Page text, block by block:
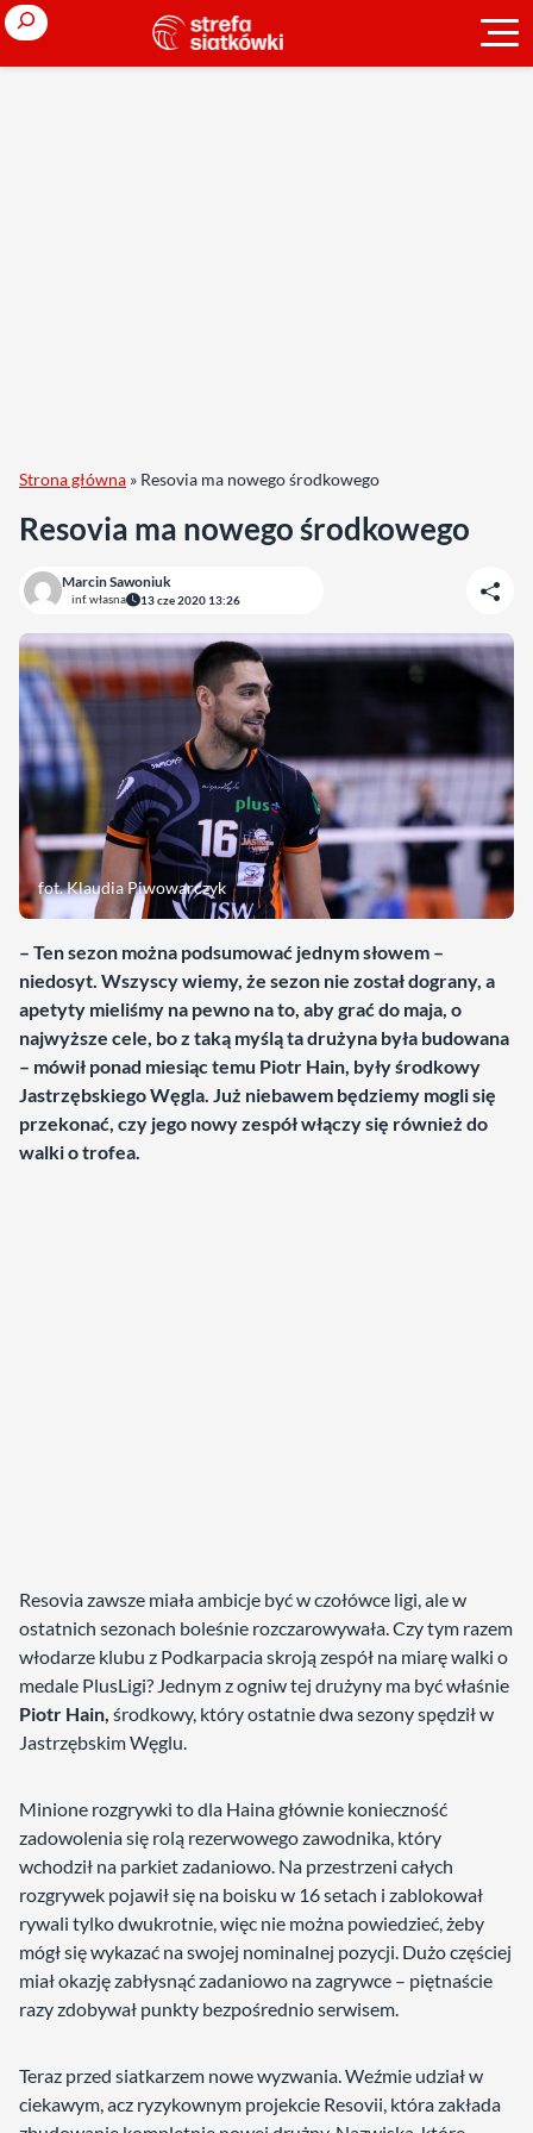
Search
Strona główna » Resovia ma nowego środkowego
Resovia ma nowego środkowego
Marcin Sawoniuk
inf. własna 13 cze 2020 13:26
fot. Klaudia Piwowarczyk
– Ten sezon można podsumować jednym słowem –
niedosyt. Wszyscy wiemy, że sezon nie został dograny, a
apetyty mieliśmy na pewno na to, aby grać do maja, o
najwyższe cele, bo z taką myślą ta drużyna była budowana
– mówił ponad miesiąc temu Piotr Hain, były środkowy
Jastrzębskiego Węgla. Już niebawem będziemy mogli się
przekonać, czy jego nowy zespół włączy się również do
walki o trofea.
Resovia zawsze miała ambicje być w czołówce ligi, ale w
ostatnich sezonach boleśnie rozczarowywała. Czy tym razem
włodarze klubu z Podkarpacia skroją zespół na miarę walki o
medale PlusLigi? Jednym z ogniw tej drużyny ma być właśnie
Piotr Hain, środkowy, który ostatnie dwa sezony spędził w
Jastrzębskim Węglu.
Minione rozgrywki to dla Haina głównie konieczność
zadowolenia się rolą rezerwowego zawodnika, który
wchodził na parkiet zadaniowo. Na przestrzeni całych
rozgrywek pojawił się na boisku w 16 setach i zablokował
rywali tylko dwukrotnie, więc nie można powiedzieć, żeby
mógł się wykazać na swojej nominalnej pozycji. Dużo częściej
miał okazję zabłysnąć zadaniowo na zagrywce – piętnaście
razy zdobywał punkty bezpośrednio serwisem.
Teraz przed siatkarzem nowe wyzwania. Weźmie udział w
ciekawym, acz ryzykownym projekcie Resovii, która zakłada